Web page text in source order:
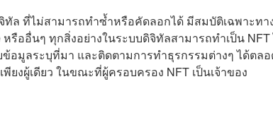
ทัล ที่ไม่สามารถทำซ้ำหรือคัดลอกได้ มีสมบัติเฉพาะทา
หรืออื่นๆ ทุกสิ่งอย่างในระบบดิจิทัลสามารถทำเป็น NFT
ข้อมูลระบุที่มา และติดตามการทำธุรกรรมต่างๆ ได้ตล
ยงผู้เดียว ในขณะที่ผู้ครอบครอง NFT เป็นเจ้าของ